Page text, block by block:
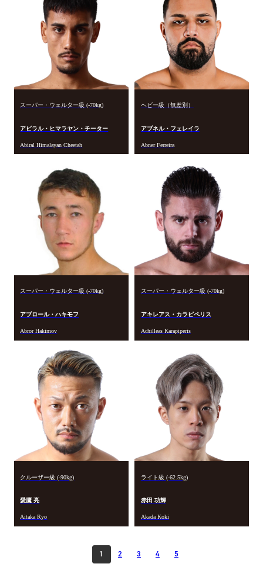
スーパー・ウェルター級 (-70kg)
アビラル・ヒマラヤン・チーター
Abiral Himalayan Cheetah
ヘビー級（無差別）
アブネル・フェレイラ
Abner Ferreira
スーパー・ウェルター級 (-70kg)
アブロール・ハキモフ
Abror Hakimov
スーパー・ウェルター級 (-70kg)
アキレアス・カラピペリス
Achilleas Karapiperis
クルーザー級 (-90kg)
愛鷹 亮
Aitaka Ryo
ライト級 (-62.5kg)
赤田 功輝
Akada Koki
1 2 3 4 5